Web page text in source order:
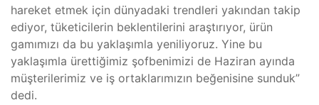
hareket etmek için dünyadaki trendleri yakından takip
ediyor, tüketicilerin beklentilerini araştırıyor, ürün
gamımızı da bu yaklaşımla yeniliyoruz. Yine bu
yaklaşımla ürettiğimiz şofbenimizi de Haziran ayında
müşterilerimiz ve iş ortaklarımızın beğenisine sunduk”
dedi.